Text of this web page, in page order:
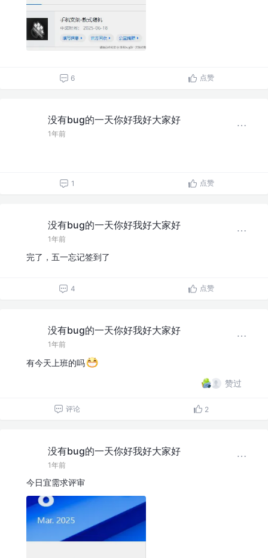
6 点赞
没有bug的一天你好我好大家好
1年前
1 点赞
没有bug的一天你好我好大家好
1年前
完了，五一忘记签到了
4 点赞
没有bug的一天你好我好大家好
1年前
有今天上班的吗
赞过
评论 2
没有bug的一天你好我好大家好
1年前
今日宜需求评审